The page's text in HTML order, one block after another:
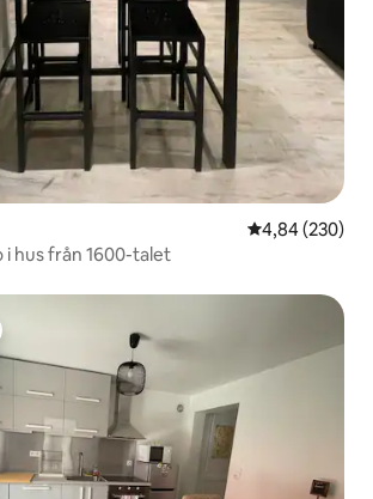
4,84 av 5 i
4,84 (230)
hus från 1600-talet